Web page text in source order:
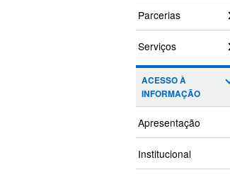
Parcerias
Serviços
ACESSO À
INFORMAÇÃO
Apresentação
Institucional